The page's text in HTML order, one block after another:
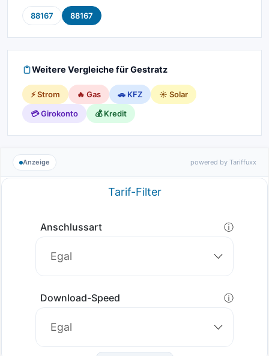
88167 88167
Weitere Vergleiche für Gestratz
⚡ Strom 🔥 Gas 🚗 KFZ
☀️ Solar
💳 Girokonto
💰 Kredit
Anzeige powered by Tariffuxx